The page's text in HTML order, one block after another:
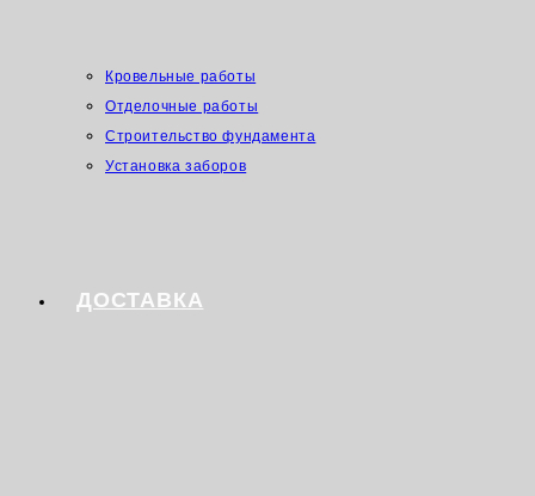
Кровельные работы
Отделочные работы
Строительство фундамента
Установка заборов
ДОСТАВКА